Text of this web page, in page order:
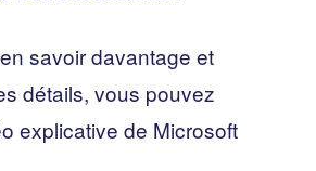
savoir davantage et
détails, vous pouvez
explicative de Microsoft